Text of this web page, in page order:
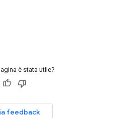
è stata utile?
feedback